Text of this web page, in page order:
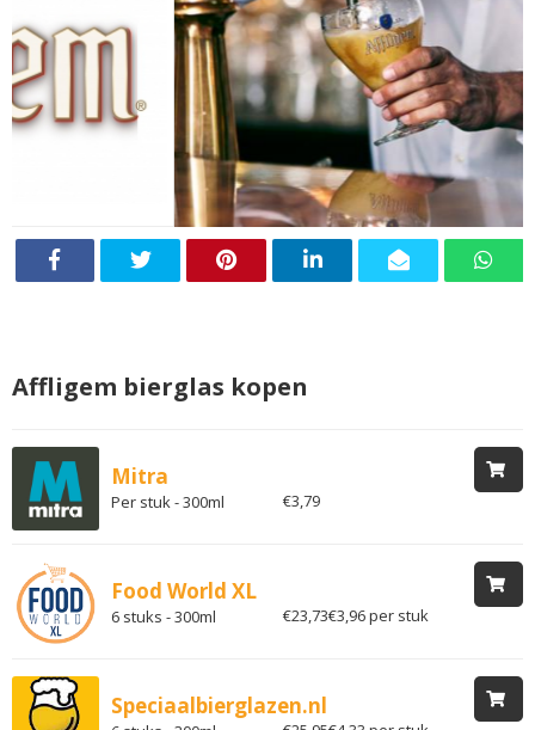
Affligem bierglas kopen
Mitra
Per stuk - 300ml €3,79
Food World XL
6 stuks - 300ml €23,73€3,96 per stuk
Speciaalbierglazen.nl